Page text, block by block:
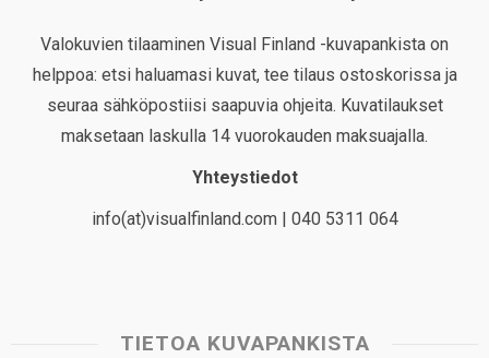
Valokuvien tilaaminen Visual Finland -kuvapankista on
helppoa: etsi haluamasi kuvat, tee tilaus ostoskorissa ja
seuraa sähköpostiisi saapuvia ohjeita. Kuvatilaukset
maksetaan laskulla 14 vuorokauden maksuajalla.
Yhteystiedot
info(at)visualfinland.com | 040 5311 064
TIETOA KUVAPANKISTA